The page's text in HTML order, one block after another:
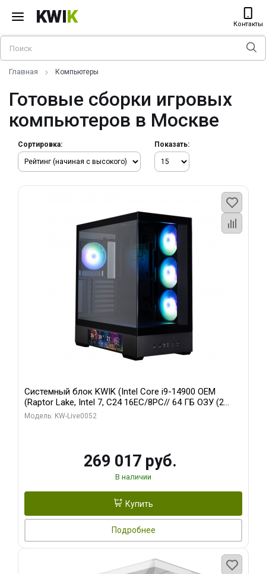
KWIK Контакты
Главная Компьютеры
Готовые сборки игровых
компьютеров в Москве
Сортировка: Показать:
Системный блок KWIK (Intel Core i9-14900 OEM
(Raptor Lake, Intel 7, C24 16EC/8PC// 64 ГБ ОЗУ (2
модуля)/ Palit RTX5080 GAMINGPRO OC 16GB GDDR7
Модель: KW-Live0052
269 017 руб.
В наличии
Купить
Подробнее